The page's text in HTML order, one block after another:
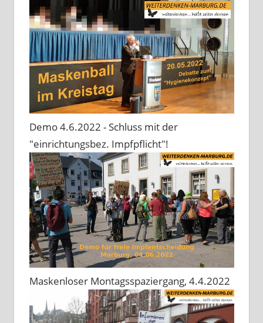
Demo 4.6.2022 - Schluss mit der
"einrichtungsbez. Impfpflicht"!
Maskenloser Montagsspaziergang, 4.4.2022